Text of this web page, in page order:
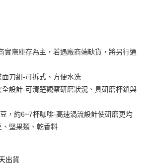
彰化商業銀行
兆豐國際商業銀行
台中商業銀行
永豐商業銀行
星展（台灣）商業銀行
台北富邦商業銀行
兆豐國際商業銀行
華泰商業銀行
遠東國際商業銀行
永豐商業銀行
NT$107 21家銀行
第一商業銀行
台北富邦商業銀行
台中商業銀行
華泰商業銀行
實際庫存為主，若遇廠商端缺貨，將另行通
刀組-可拆式、方便水洗
設計-可清楚觀察研磨狀況、具研磨杯鎖與
，約6~7杯咖啡-高速渦流設計使研磨更均
堅果類、乾香料
出貨